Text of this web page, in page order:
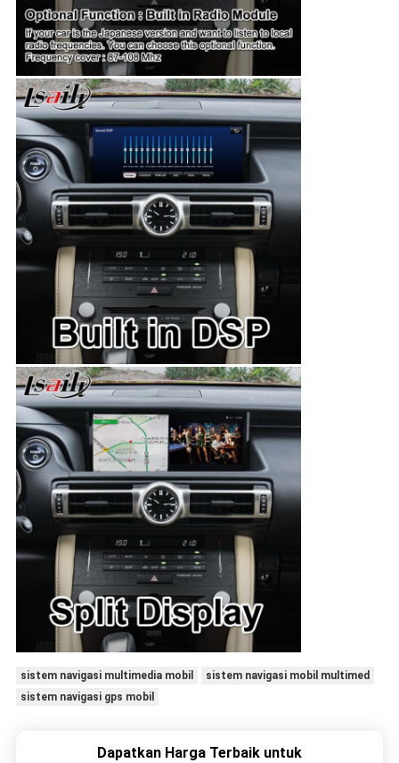
sistem navigasi multimedia mobil
sistem navigasi mobil multimed
sistem navigasi gps mobil
Dapatkan Harga Terbaik untuk